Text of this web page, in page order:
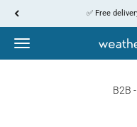
↵Skip to content
↵Skip to menu
↵Skip to footer
↵Open Accessibility
✅ Free
Menu
B2B